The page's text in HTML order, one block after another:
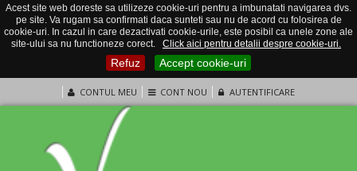
Acest site web doreste sa utilizeze cookie-uri pentru a imbunatati navigarea dvs.
pe site. Va rugam sa confirmati daca sunteti sau nu de acord cu folosirea de
cookie-uri. In cazul in care dezactivati cookie-urile, este posibil ca unele zone ale
site-ului sa nu functioneze corect.
Click aici pentru detalii despre cookie-uri.
Refuz Accept cookie-uri
CONTUL MEU CONT NOU AUTENTIFICARE